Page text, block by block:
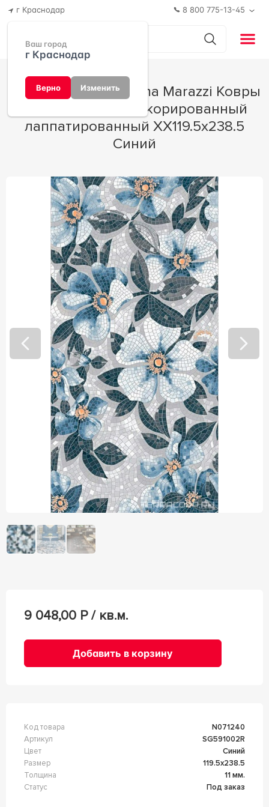
г Краснодар
Ваш город
г Краснодар
Верно Изменить
8 800 775-13-45
Розелла синий декорированный
лаппатированный XX119.5х238.5
Синий
9 048,00 Р / кв.м.
Добавить в корзину
Код товара
n071240
Артикул
SG591002R
Цвет
Синий
Размер
119.5x238.5
Толщина
11 мм.
Статус
Под заказ